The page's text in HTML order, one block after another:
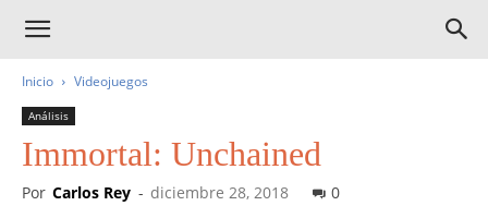
Inicio Videojuegos
Análisis
Immortal: Unchained
Por Carlos Rey - diciembre 28, 2018 0